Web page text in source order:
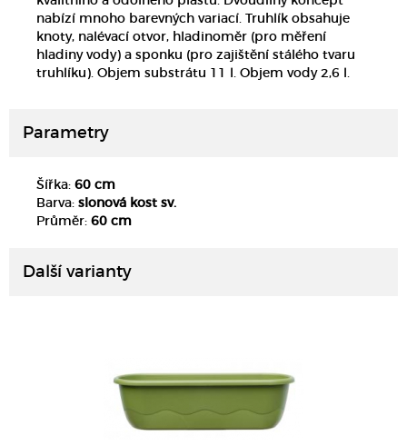
nabízí mnoho barevných variací. Truhlík obsahuje
knoty, nalévací otvor, hladinoměr (pro měření
hladiny vody) a sponku (pro zajištění stálého tvaru
truhlíku). Objem substrátu 11 l. Objem vody 2,6 l.
Parametry
Šířka: 60 cm
Barva: slonová kost sv.
Průměr: 60 cm
Další varianty